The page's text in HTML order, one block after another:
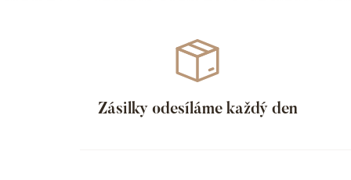
Zásilky odesíláme každý den